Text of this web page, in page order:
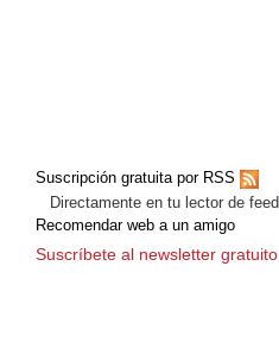
Suscripción gratuita por RSS
Directamente en tu lector de feed
Recomendar web a un amigo
Suscríbete al newsletter gratuito